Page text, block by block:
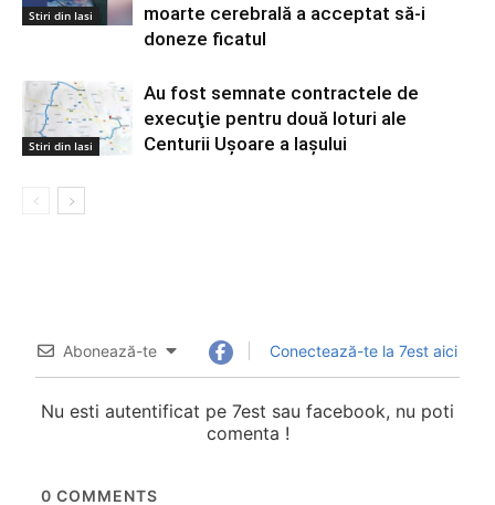
Stiri din Iasi
moarte cerebrală a acceptat să-i
doneze ficatul
Stiri din Iasi
Au fost semnate contractele de
execuţie pentru două loturi ale
Centurii Uşoare a Iaşului
Abonează-te Conectează-te la 7est aici
Nu esti autentificat pe 7est sau facebook, nu poti
comenta !
0 COMMENTS